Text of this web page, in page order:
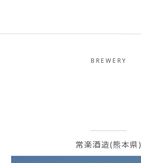
BREWERY
常楽酒造(熊本県)